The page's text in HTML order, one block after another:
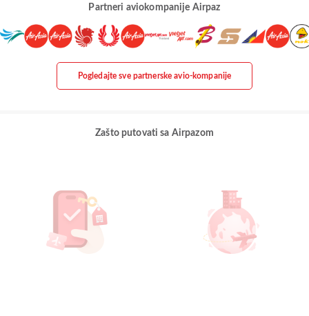
Partneri aviokompanije Airpaz
Pogledajte sve partnerske avio-kompanije
Zašto putovati sa Airpazom